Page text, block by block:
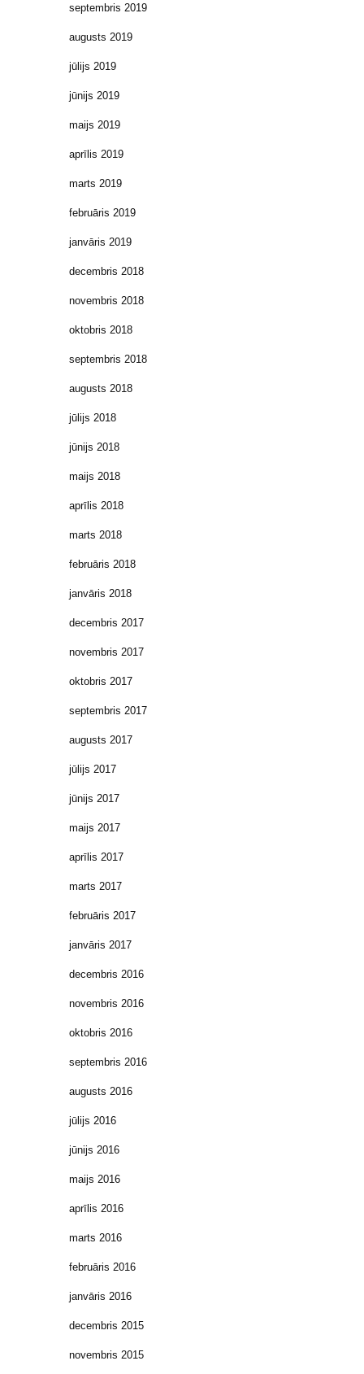
septembris 2019
augusts 2019
jūlijs 2019
jūnijs 2019
maijs 2019
aprīlis 2019
marts 2019
februāris 2019
janvāris 2019
decembris 2018
novembris 2018
oktobris 2018
septembris 2018
augusts 2018
jūlijs 2018
jūnijs 2018
maijs 2018
aprīlis 2018
marts 2018
februāris 2018
janvāris 2018
decembris 2017
novembris 2017
oktobris 2017
septembris 2017
augusts 2017
jūlijs 2017
jūnijs 2017
maijs 2017
aprīlis 2017
marts 2017
februāris 2017
janvāris 2017
decembris 2016
novembris 2016
oktobris 2016
septembris 2016
augusts 2016
jūlijs 2016
jūnijs 2016
maijs 2016
aprīlis 2016
marts 2016
februāris 2016
janvāris 2016
decembris 2015
novembris 2015